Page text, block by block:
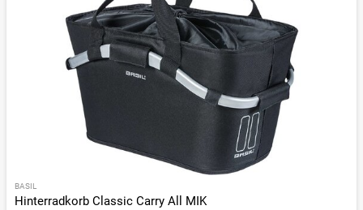
BASIL
Hinterradkorb Classic Carry All MIK